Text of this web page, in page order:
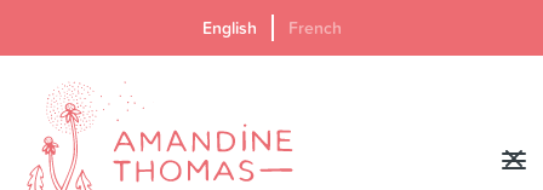
English French